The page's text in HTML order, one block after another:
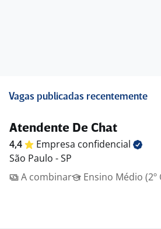
Vagas publicadas recentemente
Atendente De Chat
4,4 Empresa confidencial
São Paulo - SP
A combinar
Ensino Médio (2º